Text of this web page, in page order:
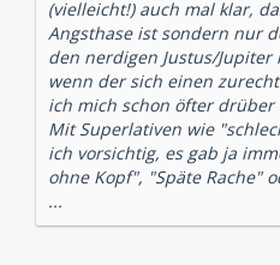
(vielleicht!) auch mal klar,
Angsthase ist sondern nur
den nerdigen Justus/
wenn der sich einen
ich mich schon öfter
Mit Superlativen wie
ich vorsichtig, es gab ja
ohne Kopf", "Späte Rache"
...